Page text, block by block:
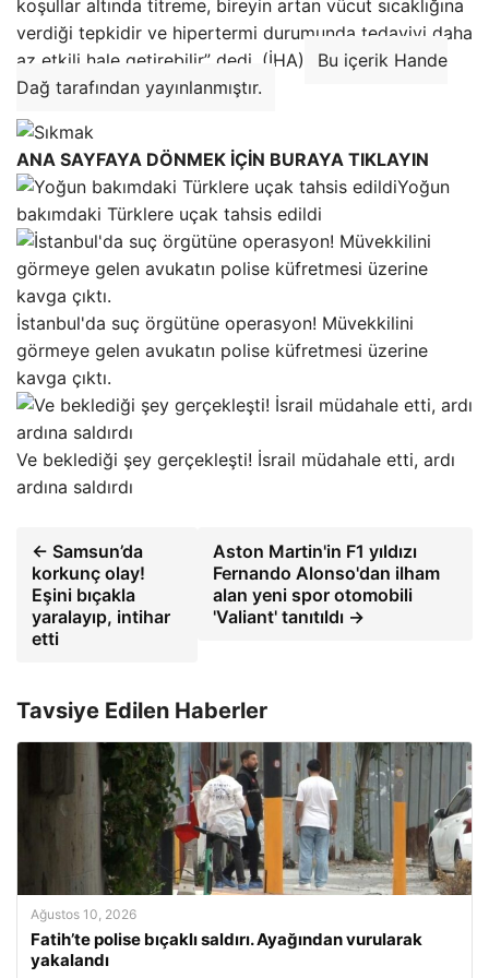
koşullar altında titreme, bireyin artan vücut sıcaklığına
verdiği tepkidir ve hipertermi durumunda tedaviyi daha
az etkili hale getirebilir” dedi. (İHA)
Bu içerik Hande
Dağ tarafından yayınlanmıştır.
ANA SAYFAYA DÖNMEK İÇİN BURAYA TIKLAYIN
Yoğun
bakımdaki Türklere uçak tahsis edildi
İstanbul'da suç örgütüne operasyon! Müvekkilini
görmeye gelen avukatın polise küfretmesi üzerine
kavga çıktı.
Ve beklediği şey gerçekleşti! İsrail müdahale etti, ardı
ardına saldırdı
← Samsun’da
korkunç olay!
Eşini bıçakla
yaralayıp, intihar
etti
Aston Martin'in F1 yıldızı
Fernando Alonso'dan ilham
alan yeni spor otomobili
'Valiant' tanıtıldı →
Tavsiye Edilen Haberler
Ağustos 10, 2026
Fatih’te polise bıçaklı saldırı. Ayağından vurularak
yakalandı